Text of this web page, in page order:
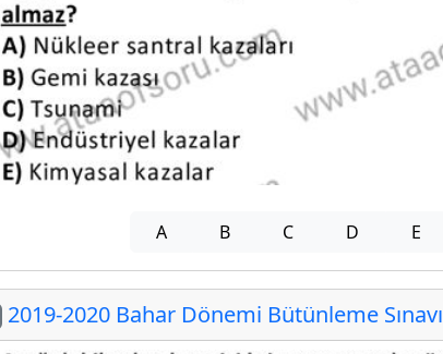
A B C D E
2019-2020 Bahar Dönemi Bütünleme Sınavı